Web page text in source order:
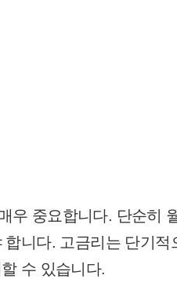
우 중요합니다. 단순히
니다. 고금리는 단기적
수 있습니다.